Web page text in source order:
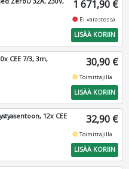
1 671,90 €
fiber_manual_record Ei varastossa
LISÄÄ KORIIN
CEE 7/3, 3m,
30,90 €
fiber_manual_recordToimittajilla
LISÄÄ KORIIN
12x CEE
32,90 €
fiber_manual_recordToimittajilla
LISÄÄ KORIIN